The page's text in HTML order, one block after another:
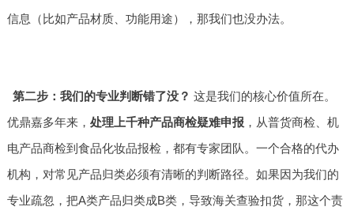
信息（比如产品材质、功能用途），那我们也没办法。
第二步：我们的专业判断错了没？ 这是我们的核心价值所在。
优鼎嘉多年来， 处理上千种产品商检疑难申报，从普货商检、机
电产品商检到食品化妆品报检，都有专家团队。一个合格的代办
机构，对常见产品归类必须有清晰的判断路径。如果因为我们的
专业疏忽，把A类产品归类成B类，导致海关查验扣货，那这个责